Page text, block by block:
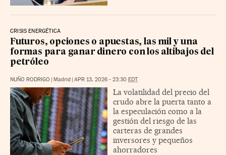
CRISIS ENERGÉTICA
Futuros, opciones o apuestas, las mil y una
formas para ganar dinero con los altibajos del
petróleo
NUÑO RODRIGO | Madrid | APR 13, 2026 - 23:30 EDT
La volatilidad del precio del
crudo abre la puerta tanto a
la especulación como a la
gestión del riesgo de las
carteras de grandes
inversores y pequeños
ahorradores